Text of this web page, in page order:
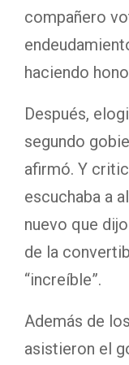
compañero
haciendo
Después,
segundo
afirmó. Y
escuchaba a
nuevo que
de la
“increíble”.
Además de
asistieron el